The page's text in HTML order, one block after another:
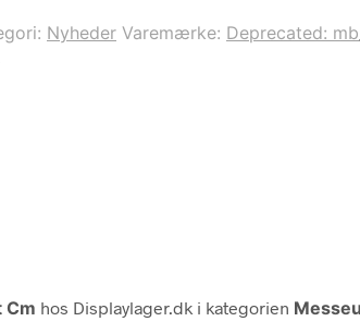
Nyheder Varemærke: Deprecated:
Cm hos Displaylager.dk i kategorien